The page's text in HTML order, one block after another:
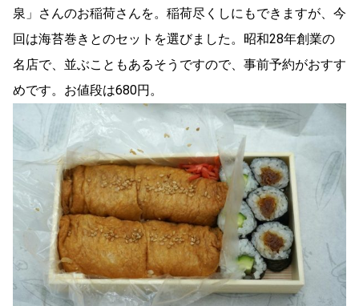
泉」さんのお稲荷さんを。稲荷尽くしにもできますが、今
回は海苔巻きとのセットを選びました。昭和28年創業の
名店で、並ぶこともあるそうですので、事前予約がおすす
めです。お値段は680円。